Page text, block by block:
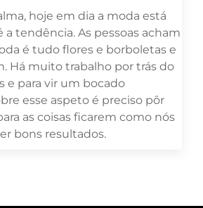
hoje em dia a moda está
a tendência. As pessoas acham
é tudo flores e borboletas e
Há muito trabalho por trás do
e para vir um bocado
esse aspeto é preciso pôr
as coisas ficarem como nós
bons resultados.